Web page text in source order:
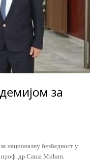
за
националну безбедност у
проф. др Саша Мићин.